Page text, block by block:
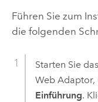
Führen Sie zum
die folgenden
Starten Sie
Web Adaptor,
Einführung.